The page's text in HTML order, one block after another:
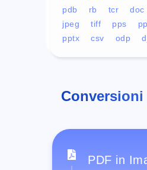
pdb
rb tcr doc
jpeg
tiff pps
pptx
csv odp
PDF in